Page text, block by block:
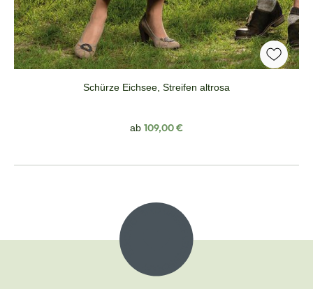
Schürze Eichsee, Streifen altrosa
Regulärer Preis:
ab 109,00 €